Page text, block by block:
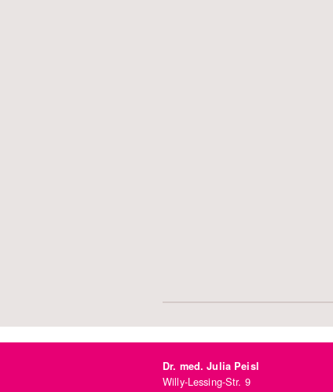
Dr. med. Julia Peisl
Willy-Lessing-Str. 9